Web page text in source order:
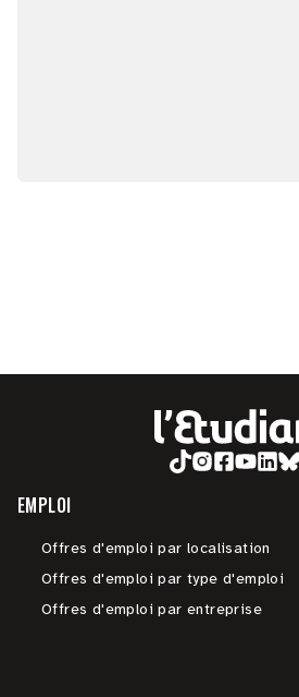
EMPLOI
Offres d'emploi par localisation
Offres d'emploi par type d'emploi
Offres d'emploi par entreprise